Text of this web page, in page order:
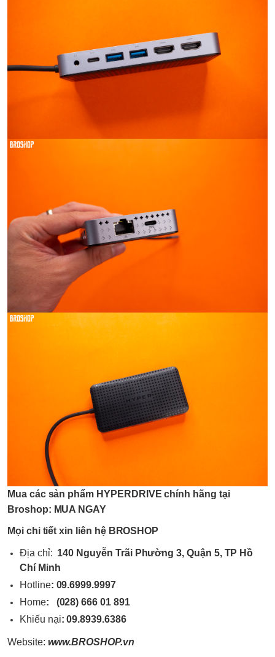
Mua các sản phẩm HYPERDRIVEchính hãng tại
Broshop: MUA NGAY
Mọi chi tiết xin liên hệ BROSHOP
Địa chỉ: 140 Nguyễn Trãi Phường 3, Quận 5, TP Hồ
Chí Minh
Hotline: 09.6999.9997
Home:
(028) 666 01 891
Khiếu nại:09.8939.6386
Website: www.BROSHOP.vn